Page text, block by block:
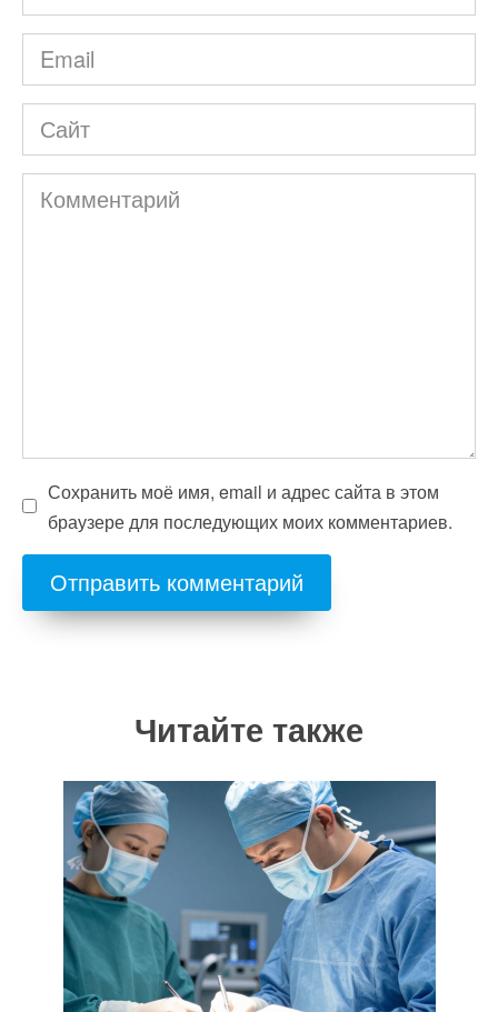
*
Email
*
Сайт
Комментарий
Сохранить моё имя, email и адрес сайта в этом
браузере для последующих моих комментариев.
Читайте также